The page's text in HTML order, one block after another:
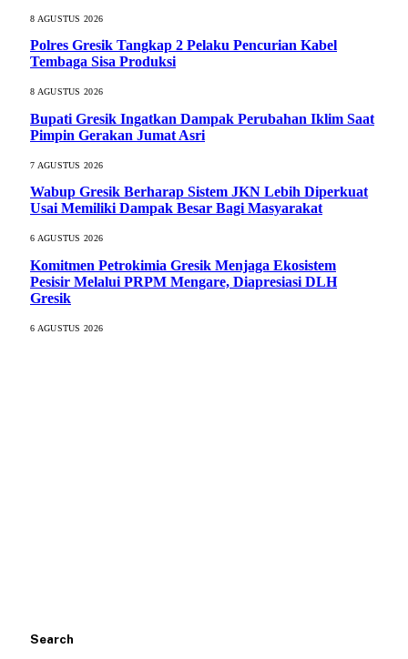
8 AGUSTUS 2026
Polres Gresik Tangkap 2 Pelaku Pencurian Kabel
Tembaga Sisa Produksi
8 AGUSTUS 2026
Bupati Gresik Ingatkan Dampak Perubahan Iklim Saat
Pimpin Gerakan Jumat Asri
7 AGUSTUS 2026
Wabup Gresik Berharap Sistem JKN Lebih Diperkuat
Usai Memiliki Dampak Besar Bagi Masyarakat
6 AGUSTUS 2026
Komitmen Petrokimia Gresik Menjaga Ekosistem
Pesisir Melalui PRPM Mengare, Diapresiasi DLH
Gresik
6 AGUSTUS 2026
Search